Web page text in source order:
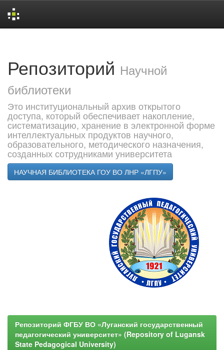
Репозиторий Научной
библиотеки
Это институциональный архив открытого
доступа, который обеспечивает накопление,
систематизацию, хранение в электронной форме
интеллектуальных продуктов научного,
образовательного, методического назначения,
созданных сотрудниками университета
НАУЧНАЯ БИБЛИОТЕКА ГОУ ВО ЛНР «ЛГПУ»
Репозиторий ФГБУ ВО «Луганский государственный
педагогический университет» (Repository of Lugansk
State Pedagogical University)